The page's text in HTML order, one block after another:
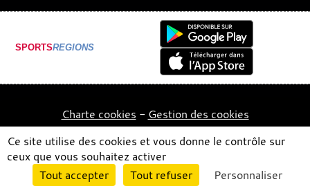
SPORTSREGIONS
Charte cookies Gestion des cookies
Envie de participer ? Connexion
Ce site utilise des cookies et vous donne le contrôle sur
ceux que vous souhaitez activer
Tout accepter
Tout refuser Personnaliser